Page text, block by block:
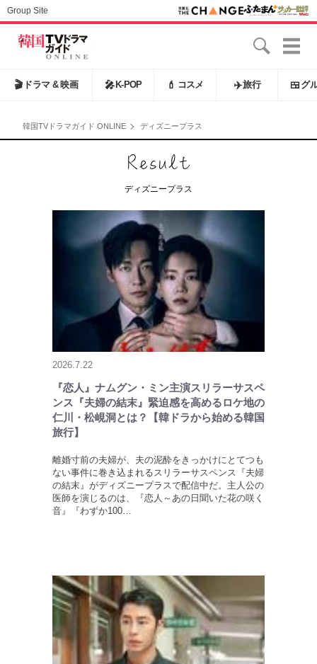
Group Site
🎬 ドラマ & 映画 🎤 K-POP 💄 コスメ ✈️旅行 🍱 グ
韓国TVドラマガイド ONLINE ディズニープラス
ディズニープラス
2026.7.22
『恋人』ナムグン・ミン主演スリラーサスペ
ンス『夫婦の結末』緊迫感を高めるロケ地の
仁川・松峴洞とは？【韓ドラから始める韓国
旅行】
離婚寸前の夫婦が、夫の泥酔をきっかけにとてつも
ない事件に巻き込まれるスリラーサスペンス『夫婦
の結末』がディズニープラスで配信中だ。主人公の
医師を演じるのは、『恋人～あの日聞いた花の咲く
音』『わずか100…